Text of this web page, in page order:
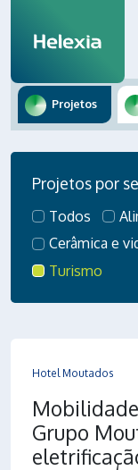
Projetos
Projetos por
Todos
Cerâmica e
Turismo
Imobiliário
Hotel Moutados
Grupo